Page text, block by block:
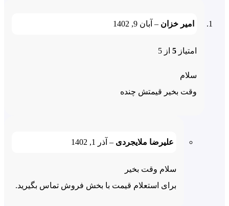
مناسب است؟
بهتر است برای تجهیزاتی که نیاز به پهنای باند بالایی دارند
شوند. مثلا برای رادیویی های بسیم مناسب تر است.
امیر خزان– آبان 9, 1402
امتیاز5از 5
وقت بخیر قیمتش چنده
علیرضا ملایجردی– آذر 1, 1402
سلام وقت بخیر
برای استعلام قیمت با بخش فروش تماس بگیرید.